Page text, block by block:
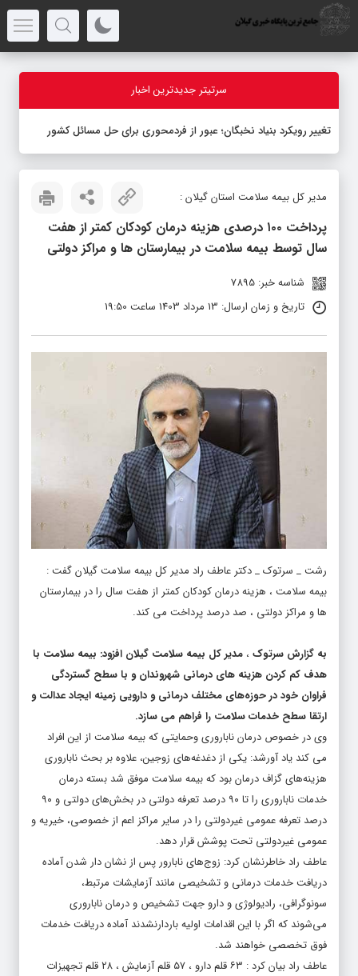
سرتیتر جدیدترین اخبار
تغییر رویکرد بنیاد نخبگان؛ عبور از فردمحوری برای حل مسائل کشور
مدیر کل بیمه سلامت استان گیلان :
پرداخت ۱۰۰ درصدی هزینه درمان کودکان کمتر از هفت
سال توسط بیمه سلامت در بیمارستان ها و مراکز دولتی
شناسه خبر: 7895
تاریخ و زمان ارسال: 13 مرداد 1403 ساعت 19:50
رشت _ سرتوک _ دکتر عاطف راد مدیر کل بیمه سلامت گیلان گفت :
بیمه سلامت ، هزینه درمان کودکان کمتر از هفت سال را در بیمارستان
ها و مراکز دولتی ، صد درصد پرداخت می کند.
به گزارش سرتوک ، مدیر کل بیمه سلامت گیلان افزود: بیمه سلامت با
هدف کم کردن هزینه های درمانی شهروندان و با سطح گستردگی
فراوان خود در حوزه‌های مختلف درمانی و دارویی زمینه ایجاد عدالت و
ارتقا سطح خدمات سلامت را فراهم می سازد.
وی در خصوص درمان ناباروری وحمایتی که بیمه سلامت از این افراد
می کند یاد آورشد: یکی از دغدغه‌های زوجین، علاوه بر بحث ناباروری
هزینه‌های گزاف درمان بود که بیمه سلامت موفق شد بسته درمان
خدمات ناباروری را تا ۹۰ درصد تعرفه دولتی در بخش‌های دولتی و ۹۰
درصد تعرفه عمومی غیردولتی را در سایر مراکز اعم از خصوصی، خیریه و
عمومی غیردولتی تحت پوشش قرار دهد.
عاطف راد خاطرنشان کرد: زوج‌های نابارور پس از نشان دار شدن آماده
دریافت خدمات درمانی و تشخیصی مانند آزمایشات مرتبط،
سونوگرافی، رادیولوژی و دارو جهت تشخیص و درمان ناباروری
می‌شوند که اگر با این اقدامات اولیه باردارنشدند آماده دریافت خدمات
فوق تخصصی خواهند شد.
عاطف راد بیان کرد : ۶۳ قلم دارو ، ۵۷ قلم آزمایش ، ۲۸ قلم تجهیزات